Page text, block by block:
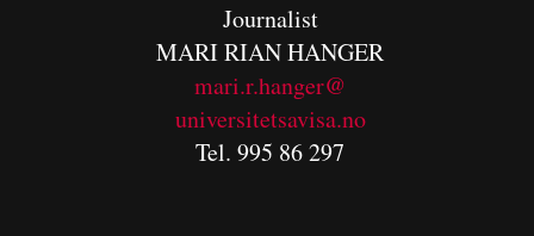
Journalist
MARI RIAN HANGER
mari.r.hanger@
universitetsavisa.no
Tel. 995 86 297